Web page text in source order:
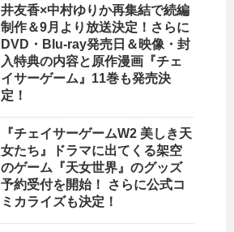
井友香×中村ゆりか再集結で続編
制作＆9月より放送決定！さらに
DVD・Blu-ray発売日＆映像・封
入特典の内容と原作漫画『チェ
イサーゲーム』11巻も発売決
定！
『チェイサーゲームW2 美しき天
女たち』ドラマに出てくる架空
のゲーム『天女世界』のグッズ
予約受付を開始！ さらに公式コ
ミカライズも決定！